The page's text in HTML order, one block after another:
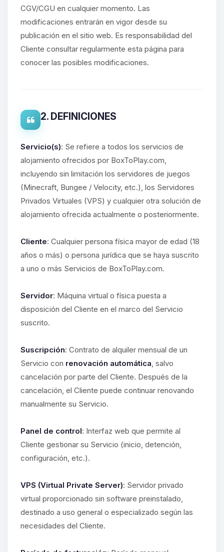
CGV/CGU en cualquier momento. Las
modificaciones entrarán en vigor desde su
publicación en el sitio web. Es responsabilidad del
Cliente consultar regularmente esta página para
conocer las posibles modificaciones.
2. DEFINICIONES
Servicio(s): Se refiere a todos los servicios de
alojamiento ofrecidos por BoxToPlay.com,
incluyendo sin limitación los servidores de juegos
(Minecraft, Bungee / Velocity, etc.), los Servidores
Privados Virtuales (VPS) y cualquier otra solución de
alojamiento ofrecida actualmente o posteriormente.
Cliente: Cualquier persona física mayor de edad (18
años o más) o persona jurídica que se haya suscrito
a uno o más Servicios de BoxToPlay.com.
Servidor: Máquina virtual o física puesta a
disposición del Cliente en el marco del Servicio
suscrito.
Suscripción: Contrato de alquiler mensual de un
Servicio con renovación automática, salvo
cancelación por parte del Cliente. Después de la
cancelación, el Cliente puede continuar renovando
manualmente su Servicio.
Panel de control: Interfaz web que permite al
Cliente gestionar su Servicio (inicio, detención,
configuración, etc.).
VPS (Virtual Private Server): Servidor privado
virtual proporcionado sin software preinstalado,
destinado a uso general o especializado según las
necesidades del Cliente.